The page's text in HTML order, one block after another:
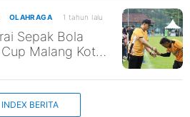
OLAHRAGA 1 tahun lalu
Sepak Bola
Malang Kota
INDEX BERITA